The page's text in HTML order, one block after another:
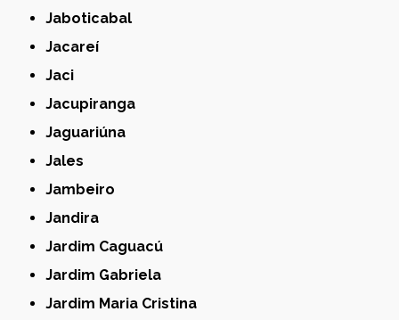
Jaboticabal
Jacareí
Jaci
Jacupiranga
Jaguariúna
Jales
Jambeiro
Jandira
Jardim Caguacú
Jardim Gabriela
Jardim Maria Cristina